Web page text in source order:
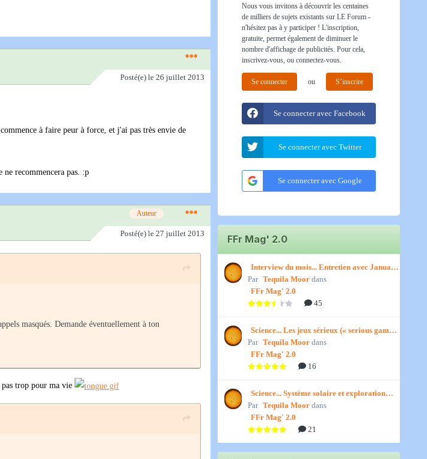
Posté(e) le 26 juillet 2013
à faire peur à force, et j'ai pas très envie de
ne recommencera pas. :p
Auteur
Posté(e) le 27 juillet 2013
masqués. Demande éventuellement à ton
trop pour ma vie
Nous vous invitons à découvrir les centaines
de milliers de sujets existants sur LE Forum -
n'hésitez pas à y participer ! L'inscription,
gratuite, permet également de diminuer le
nombre d'affichage de publicités. Pour cela,
inscrivez-vous, ou connectez-vous.
Se connecter ou S’inscrire
Se connecter avec Facebook
Se connecter avec Twitter
Se connecter avec Google
FFr Mag' 2.0
Interview du mois... Entretien avec January,
par Titenath
Par Tequila Moor dans
FFr Mag' 2.0
45
Science... Les jeux sérieux (« serious games
») par Jedino
Par Tequila Moor dans
FFr Mag' 2.0
16
Science... Système solaire et exploration
spatiale, par Jedino
Par Tequila Moor dans
FFr Mag' 2.0
21